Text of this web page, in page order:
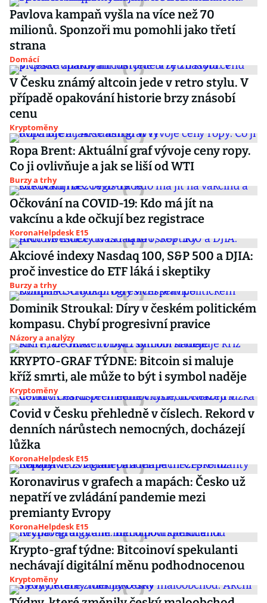
Pavlova kampaň vyšla na více než 70
milionů. Sponzoři mu pomohli jako třetí
strana
Domácí
V Česku známý altcoin jede v retro stylu. V
případě opakování historie brzy znásobí
cenu
Kryptoměny
Ropa Brent: Aktuální graf vývoje ceny ropy.
Co ji ovlivňuje a jak se liší od WTI
Burzy a trhy
Očkování na COVID-19: Kdo má jít na
vakcínu a kde očkují bez registrace
KoronaHelpdesk E15
Akciové indexy Nasdaq 100, S&P 500 a DJIA:
proč investice do ETF láká i skeptiky
Burzy a trhy
Dominik Stroukal: Díry v českém politickém
kompasu. Chybí progresivní pravice
Názory a analýzy
KRYPTO-GRAF TÝDNE: Bitcoin si maluje
kříž smrti, ale může to být i symbol naděje
Kryptoměny
Covid v Česku přehledně v číslech. Rekord v
denních nárůstech nemocných, docházejí
lůžka
KoronaHelpdesk E15
Koronavirus v grafech a mapách: Česko už
nepatří ve zvládání pandemie mezi
premianty Evropy
KoronaHelpdesk E15
Krypto-graf týdne: Bitcoinoví spekulanti
nechávají digitální měnu podhodnocenou
Kryptoměny